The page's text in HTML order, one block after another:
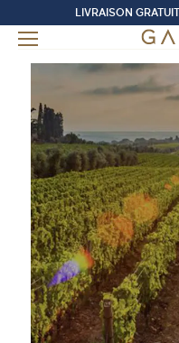
LIVRAISON